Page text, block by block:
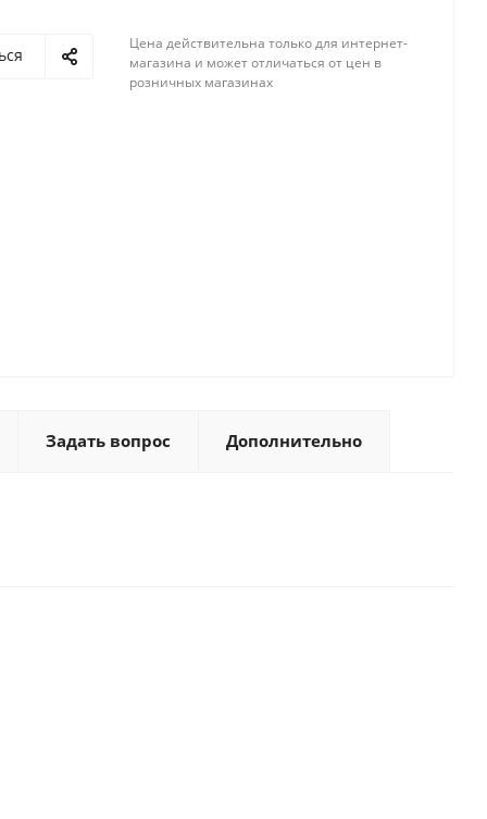
Цена действительна только для интернет-
магазина и может отличаться от цен в
розничных магазинах
Задать вопрос Дополнительно